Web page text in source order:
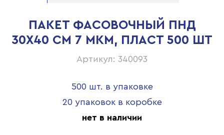
ПАКЕТ ФАСОВОЧНЫЙ ПНД
30Х40 СМ 7 МКМ, ПЛАСТ 500 ШТ
Артикул: 340093
500 шт. в упаковке
20 упаковок в коробке
нет в наличии